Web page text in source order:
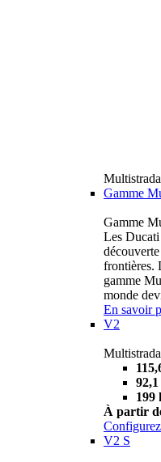
Multistrada
Gamme
Gamme
Les
frontières.
gamme
monde
En savoir
V2
199
À partir
V2 S